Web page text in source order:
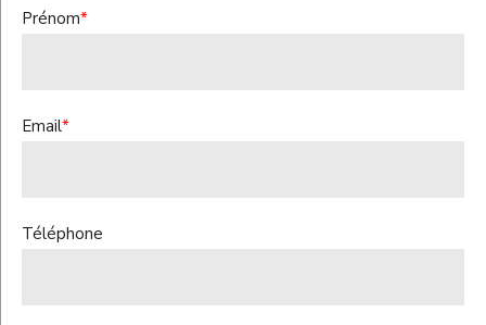
Prénom*
Email*
Téléphone